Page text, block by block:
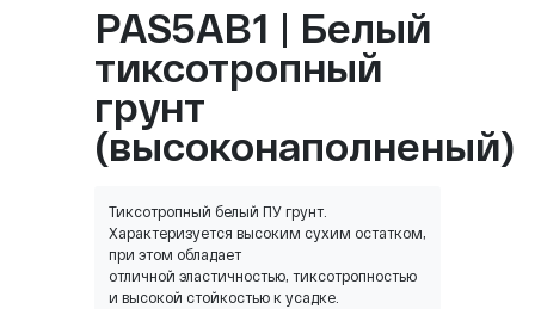
PAS5AB1 | Белый
тиксотропный
грунт
(высоконаполненый)
Тиксотропный белый ПУ грунт.
Характеризуется высоким сухим остатком,
при этом обладает
отличной эластичностью, тиксотропностью
и высокой стойкостью к усадке.